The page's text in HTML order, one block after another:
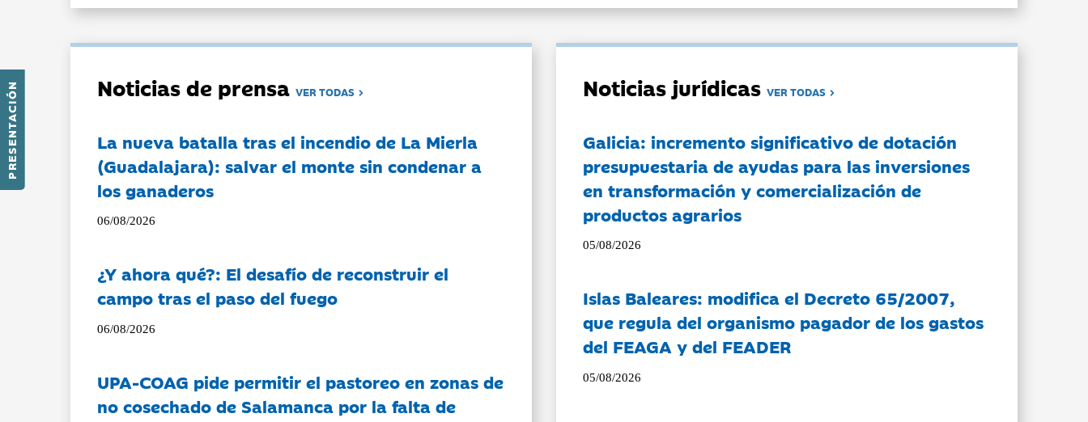
PRESENTACIÓN Noticias de prensaVER TODAS
La nueva batalla tras el incendio de La Mierla
(Guadalajara): salvar el monte sin condenar a
los ganaderos
06/08/2026
¿Y ahora qué?: El desafío de reconstruir el
campo tras el paso del fuego
06/08/2026
UPA-COAG pide permitir el pastoreo en zonas de
no cosechado de Salamanca por la falta de
Noticias jurídicasVER TODAS
Galicia: incremento significativo de dotación
presupuestaria de ayudas para las inversiones
en transformación y comercialización de
productos agrarios
05/08/2026
Islas Baleares: modifica el Decreto 65/2007,
que regula del organismo pagador de los gastos
del FEAGA y del FEADER
05/08/2026